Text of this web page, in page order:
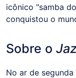
icônico "samba
conquistou o
Sobre o
No ar de